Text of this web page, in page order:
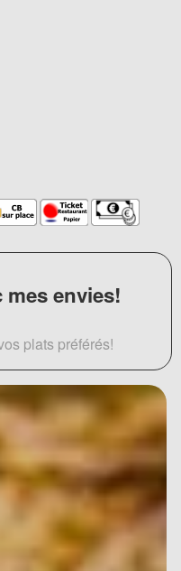
mes envies!
plats préférés!